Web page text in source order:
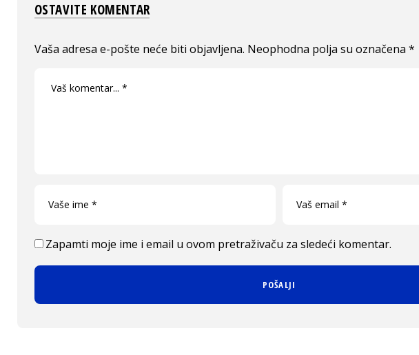
OSTAVITE KOMENTAR
Vaša adresa e-pošte neće biti objavljena. Neophodna polja su označena *
Zapamti moje ime i email u ovom pretraživaču za sledeći komentar.